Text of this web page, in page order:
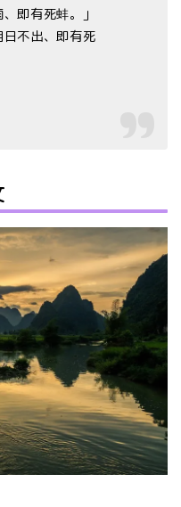
即有死蚌。」
不出、即有死